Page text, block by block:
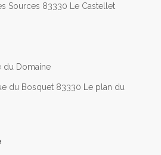
Sources 83330 Le Castellet
du Domaine
du Bosquet 83330 Le plan du